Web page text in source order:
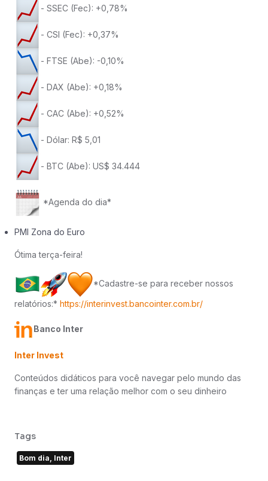
- SSEC (Fec): +0,78%
- CSI (Fec): +0,37%
- FTSE (Abe): -0,10%
- DAX (Abe): +0,18%
- CAC (Abe): +0,52%
- Dólar: R$ 5,01
- BTC (Abe): US$ 34.444
*Agenda do dia*
PMI Zona do Euro
Ótima terça-feira!
*Cadastre-se para receber nossos
relatórios:* https://interinvest.bancointer.com.br/
Banco Inter
Inter Invest
Conteúdos didáticos para você navegar pelo mundo das
finanças e ter uma relação melhor com o seu dinheiro
Tags
Bom dia, Inter